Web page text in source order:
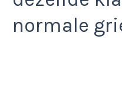
normale